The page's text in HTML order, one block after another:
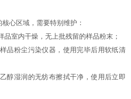
区域，需要特别维护：
室内干燥，无上批残留的样品粉末；
粉尘污染仪器，使用完毕后用软纸清
湿润的无纺布擦拭干净，使用后立即